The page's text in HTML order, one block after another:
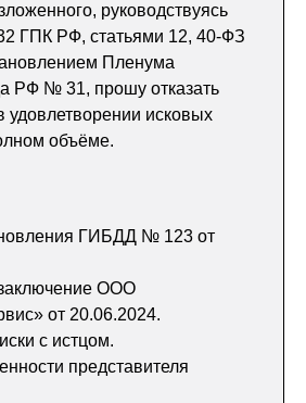
руководствуясь
ГПК РФ, статьями 12, 40-ФЗ
Пленума
РФ № 31, прошу отказать
исковых
объёме.
ГИБДД № 123 от
ООО
от 20.06.2024.
с истцом.
представителя